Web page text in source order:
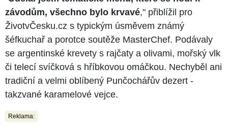
závodům, všechno bylo krvavé," přiblížil pro
ŽivotvČesku.cz s typickým úsměvem známý
šéfkuchař a porotce soutěže MasterChef. Podávaly
se argentinské krevety s rajčaty a olivami, mořský vlk
či telecí svíčková s hříbkovou omáčkou. Nechyběl ani
tradiční a velmi oblíbený Punčochářův dezert -
takzvané karamelové vejce.
Reklama: